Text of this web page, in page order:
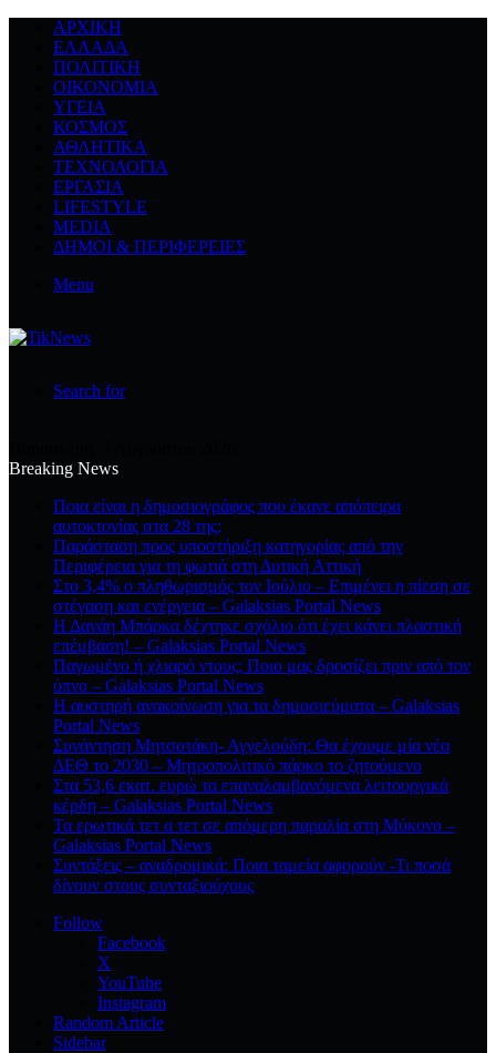
ΑΡΧΙΚΉ
ΕΛΛΆΔΑ
ΠΟΛΙΤΙΚΉ
ΟΙΚΟΝΟΜΊΑ
ΥΓΕΊΑ
ΚΌΣΜΟΣ
ΑΘΛΗΤΙΚΆ
ΤΕΧΝΟΛΟΓΙΆ
ΕΡΓΑΣΊΑ
LIFESTYLE
MEDIA
ΔΉΜΟΙ & ΠΕΡΙΦΈΡΕΙΕΣ
Menu
Search for
Breaking News
Ποια είναι η δημοσιογράφος που έκανε απόπειρα
αυτοκτονίας στα 28 της;
Παράσταση προς υποστήριξη κατηγορίας από την
Περιφέρεια για τη φωτιά στη Δυτική Αττική
Στο 3,4% ο πληθωρισμός τον Ιούλιο – Επιμένει η πίεση σε
στέγαση και ενέργεια – Galaksias Portal News
Η Δανάη Μπάρκα δέχτηκε σχόλιο ότι έχει κάνει πλαστική
επέμβαση! – Galaksias Portal News
Παγωμένο ή χλιαρό ντους; Ποιο μας δροσίζει πριν από τον
ύπνο – Galaksias Portal News
Η αυστηρή ανακοίνωση για τα δημοσιεύματα – Galaksias
Portal News
Συνάντηση Μητσοτάκη- Αγγελούδη: Θα έχουμε μία νέα
ΔΕΘ το 2030 – Μητροπολιτικό πάρκο το ζητούμενο
Στα 53,6 εκατ. ευρώ τα επαναλαμβανόμενα λειτουργικά
κέρδη – Galaksias Portal News
Τα ερωτικά τετ α τετ σε απόμερη παραλία στη Μύκονο –
Galaksias Portal News
Συντάξεις – αναδρομικά: Ποια ταμεία αφορούν -Τι ποσά
δίνουν στους συνταξιούχους
Follow
Facebook
X
YouTube
Instagram
Random Article
Sidebar